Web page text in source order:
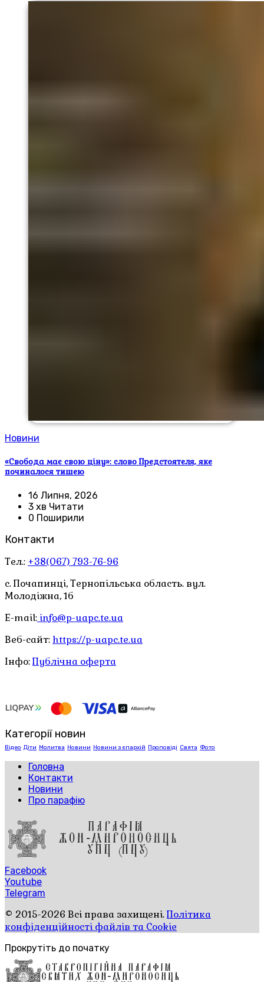
Новини
«Свобода має свою ціну»: слово Предстоятеля, яке
починалося тишею
16 Липня, 2026
3 хв Читати
0 Поширили
Контакти
Тел.: +38(067) 793-76-96
с. Почапинці, Тернопільська область. вул.
Молодіжна, 1б
E-mail: info@p-uapc.te.ua
Веб-сайт: https://p-uapc.te.ua
Інфо:Публічна оферта
Категорії новин
Відео Діти Молитва Новини Новини з єпархій Проповіді Свята Фото
Головна
Контакти
Новини
Про парафію
Facebook
Youtube
Telegram
© 2015-2026 Всі права захищені.Політика
конфіденційності файлів та Cookie
Прокрутіть до початку